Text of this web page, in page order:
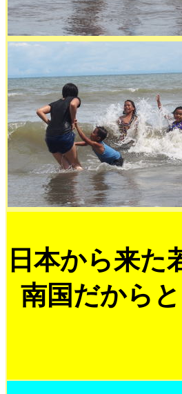
日本から来
南国だから